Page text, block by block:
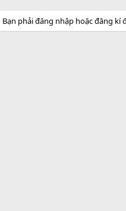
Bạn phải đăng nhập hoặc đăng kí